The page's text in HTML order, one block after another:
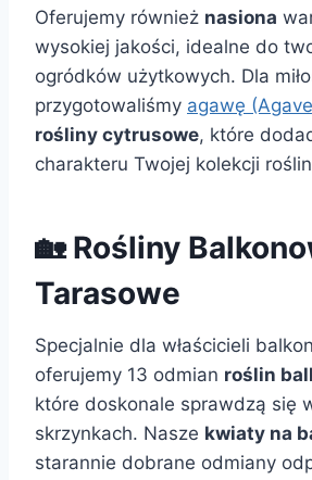
Oferujemy również nasiona
wysokiej jakości, idealne do
ogródków użytkowych. Dla
przygotowaliśmy agawę
rośliny cytrusowe, które
charakteru Twojej kolekcji
🏡 Rośliny
Tarasowe
Specjalnie dla właścicieli
oferujemy 13 odmian roślin
które doskonale sprawdzą się
skrzynkach. Nasze kwiaty na
starannie dobrane odmiany